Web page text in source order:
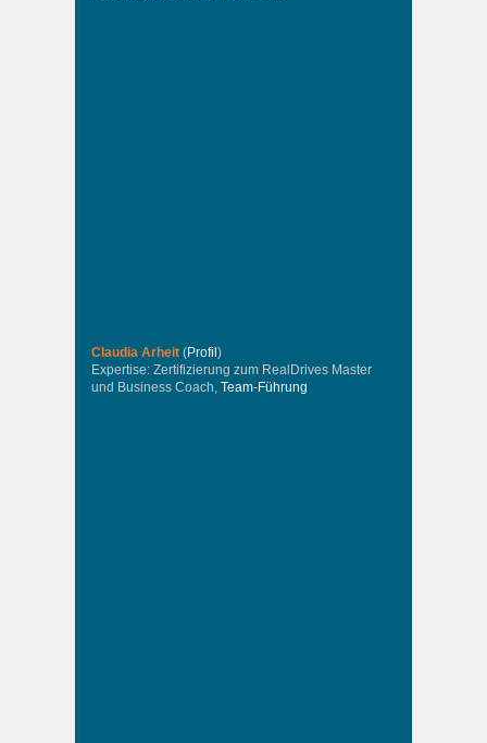
Claudia Arheit (Profil)
Expertise: Zertifizierung zum RealDrives Master
und Business Coach, Team-Führung